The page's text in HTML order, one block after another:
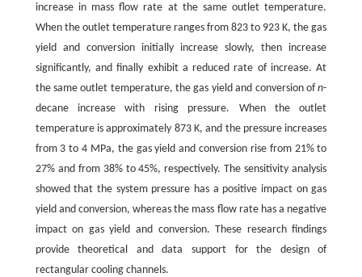
increase in mass flow rate at the same outlet temperature.
When the outlet temperature ranges from 823 to 923 K, the gas
yield and conversion initially increase slowly, then increase
significantly, and finally exhibit a reduced rate of increase. At
the same outlet temperature, the gas yield and conversion ofn-
decane increase with rising pressure. When the outlet
temperature is approximately 873 K, and the pressure increases
from 3 to 4 MPa, the gas yield and conversion rise from 21% to
27% and from 38% to 45%, respectively. The sensitivity analysis
showed that the system pressure has a positive impact on gas
yield and conversion, whereas the mass flow rate has a negative
impact on gas yield and conversion. These research findings
provide theoretical and data support for the design of
rectangular cooling channels.